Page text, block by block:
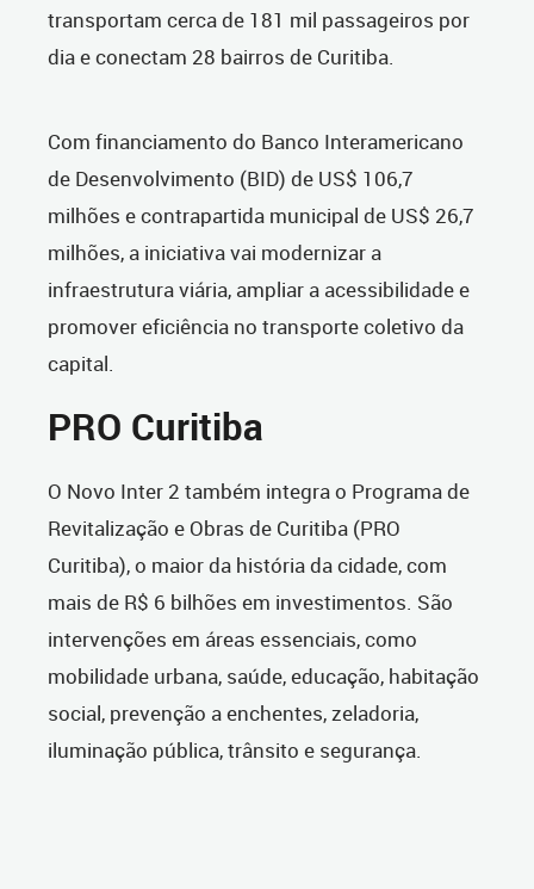
transportam cerca de 181 mil passageiros por
dia e conectam 28 bairros de Curitiba.
Com financiamento do Banco Interamericano
de Desenvolvimento (BID) de US$ 106,7
milhões e contrapartida municipal de US$ 26,7
milhões, a iniciativa vai modernizar a
infraestrutura viária, ampliar a acessibilidade e
promover eficiência no transporte coletivo da
capital.
PRO Curitiba
O Novo Inter 2 também integra o Programa de
Revitalização e Obras de Curitiba (PRO
Curitiba), o maior da história da cidade, com
mais de R$ 6 bilhões em investimentos. São
intervenções em áreas essenciais, como
mobilidade urbana, saúde, educação, habitação
social, prevenção a enchentes, zeladoria,
iluminação pública, trânsito e segurança.